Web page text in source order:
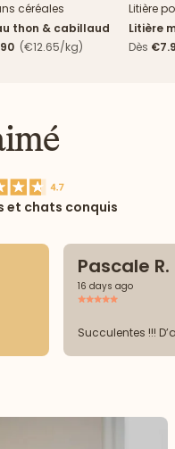
céréales
thon & cabillaud
(€12.65/kg)
Litière
Litière
Dès
et chats conquis
Pascale R.
16 days ago
Succulentes !!!